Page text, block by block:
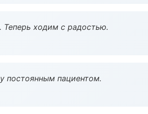
Теперь ходим с радостью.
постоянным пациентом.